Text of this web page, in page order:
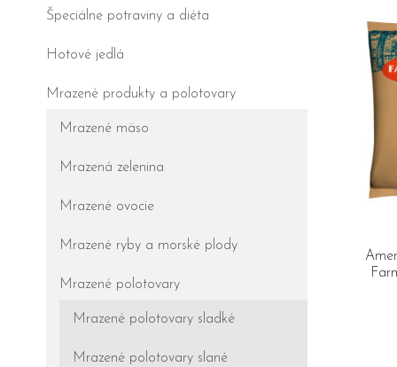
Špeciálne potraviny a diéta
Hotové jedlá
Mrazené produkty a polotovary
Mrazené mäso
Mrazená zelenina
Mrazené ovocie
Mrazené ryby a morské plody
Mrazené polotovary
Mrazené polotovary sladké
Mrazené polotovary slané